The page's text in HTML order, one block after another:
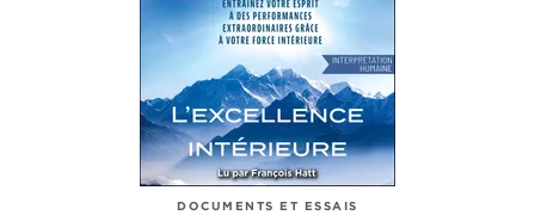
DOCUMENTS ET ESSAIS